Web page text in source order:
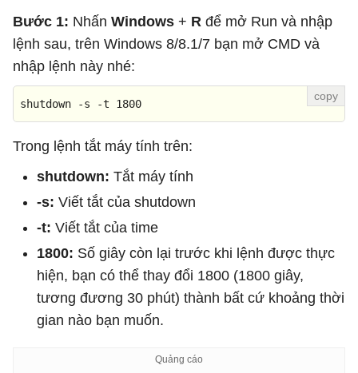
Bước 1: Nhấn Windows + R để mở Run và nhập
lệnh sau, trên Windows 8/8.1/7 bạn mở CMD và
nhập lệnh này nhé:
shutdown -s -t 1800
Trong lệnh tắt máy tính trên:
shutdown: Tắt máy tính
-s: Viết tắt của shutdown
-t: Viết tắt của time
1800: Số giây còn lại trước khi lệnh được thực
hiện, bạn có thể thay đổi 1800 (1800 giây,
tương đương 30 phút) thành bất cứ khoảng thời
gian nào bạn muốn.